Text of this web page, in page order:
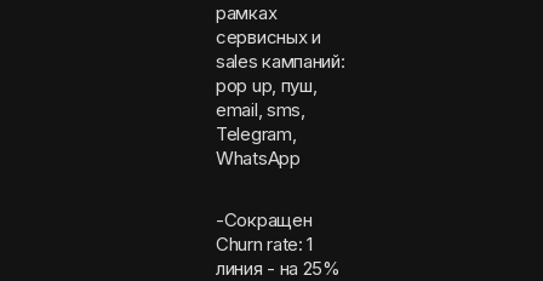
рамках
сервисных и
sales кампаний:
pop up, пуш,
email, sms,
Telegram,
WhatsApp
-Сокращен
Churn rate: 1
линия - на 25%